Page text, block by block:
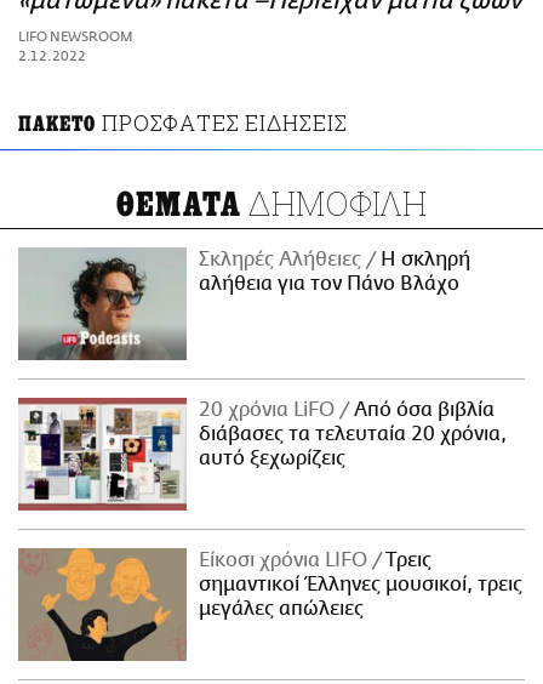
ΑΜΠΑ
PRINT
LIFO NEWSROOM
2.12.2022
ΠΑΚΕΤΟ ΠΡΟΣΦΑΤΕΣ ΕΙΔΗΣΕΙΣ
ΘΕΜΑΤΑ ΔΗΜΟΦΙΛΗ
Σκληρές Αλήθειες
H σκληρή
αλήθεια για τον Πάνο Βλάχο
20 χρόνια LiFO
Από όσα βιβλία
διάβασες τα τελευταία 20 χρόνια,
αυτό ξεχωρίζεις
Είκοσι χρόνια LIFO
Tρεις
σημαντικοί Έλληνες μουσικοί, τρεις
μεγάλες απώλειες